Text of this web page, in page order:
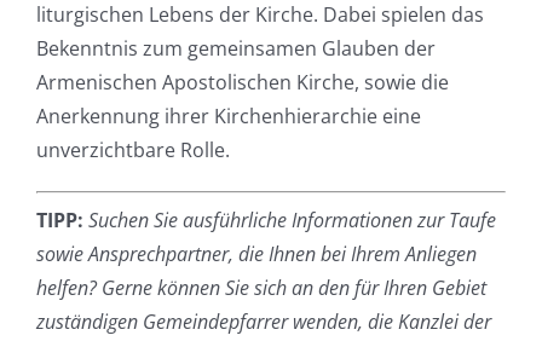
liturgischen Lebens der Kirche. Dabei spielen das
Bekenntnis zum gemeinsamen Glauben der
Armenischen Apostolischen Kirche, sowie die
Anerkennung ihrer Kirchenhierarchie eine
unverzichtbare Rolle.
TIPP: Suchen Sie ausführliche Informationen zur Taufe
sowie Ansprechpartner, die Ihnen bei Ihrem Anliegen
helfen? Gerne können Sie sich an den für Ihren Gebiet
zuständigen Gemeindepfarrer wenden, die Kanzlei der